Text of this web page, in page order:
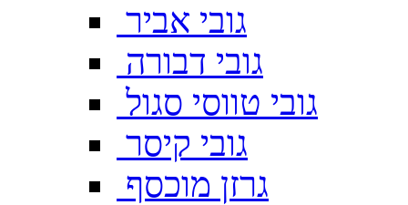
גובי אביר
גובי דבורה
גובי טווסי סגול
גובי קיסר
גרזן מוכסף